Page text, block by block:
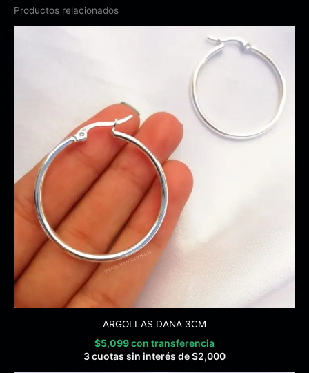
Productos relacionados
ARGOLLAS DANA 3CM
$5,099con transferencia
3 cuotas sin interés de$2,000